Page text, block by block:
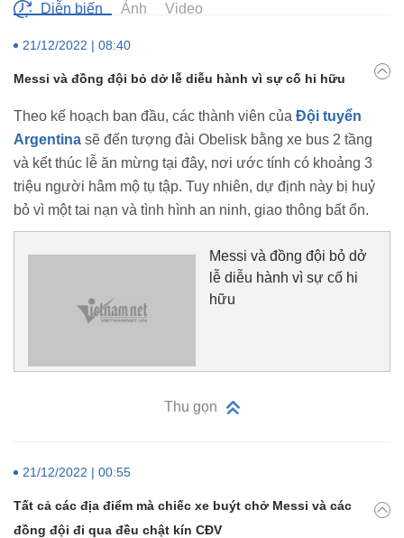
Diễn biến Ảnh Video
21/12/2022 | 08:40
Messi và đồng đội bỏ dở lễ diễu hành vì sự cố hi hữu
Theo kế hoạch ban đầu, các thành viên của Đội tuyển
Argentina sẽ đến tượng đài Obelisk bằng xe bus 2 tầng
và kết thúc lễ ăn mừng tại đây, nơi ước tính có khoảng 3
triệu người hâm mộ tụ tập. Tuy nhiên, dự định này bị huỷ
bỏ vì một tai nạn và tình hình an ninh, giao thông bất ổn.
Messi và đồng đội bỏ dở
lễ diễu hành vì sự cố hi
hữu
Thu gọn
21/12/2022 | 00:55
Tất cả các địa điểm mà chiếc xe buýt chở Messi và các
đồng đội đi qua đều chật kín CĐV